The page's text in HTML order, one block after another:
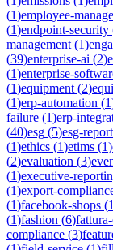
(1)employee-
(1)endpoint-security
management (1)
(39)enterprise-ai (2)
(1)enterprise-
(1)equipment (2)
(1)erp-automation (1
failure (1)erp-
(40)esg (5)esg-
(1)ethics (1)etims (1)
(2)evaluation (3)
(1)executive-
(1)export-
(1)facebook-shops (1
(1)fashion (6)
compliance (3)